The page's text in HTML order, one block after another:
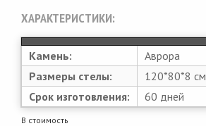
ХАРАКТЕРИСТИКИ:
Камень:
Аврора
Размеры стелы:
120*80*8 см
Срок изготовления:
60 дней
В стоимость